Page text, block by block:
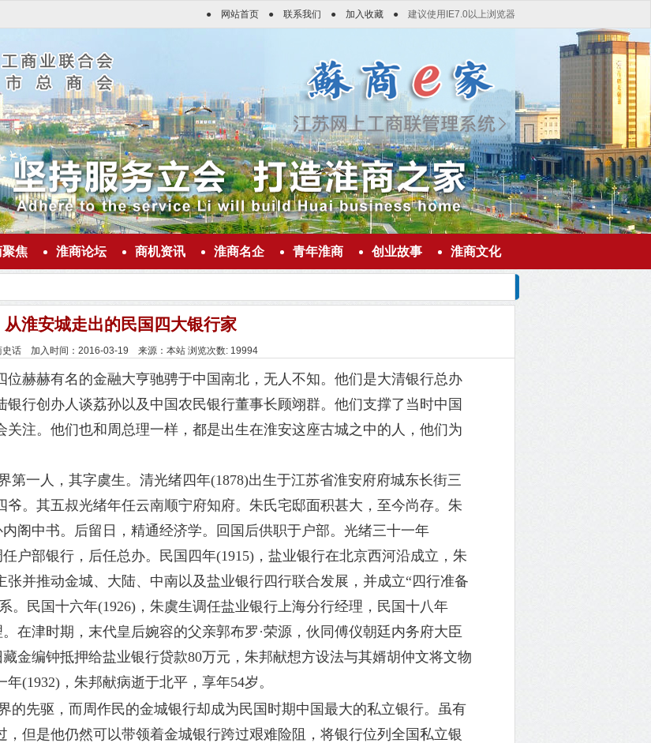
● 网站首页 ● 联系我们 ● 加入收藏 ● 建议使用IE7.0以上浏览器
焦 淮商论坛 商机资讯 淮商名企 青年淮商 创业故事 淮商文化
从淮安城走出的民国四大银行家
史话 加入时间：2016-03-19 来源：本站 浏览次数: 19994
位赫赫有名的金融大亨驰骋于中国南北，无人不知。他们是大清银行总办
行创办人谈荔孙以及中国农民银行董事长顾翊群。他们支撑了当时中国
注。他们也和周总理一样，都是出生在淮安这座古城之中的人，他们为
第一人，其字虞生。清光绪四年(1878)出生于江苏省淮安府府城东长街三
。其五叔光绪年任云南顺宁府知府。朱氏宅邸面积甚大，至今尚存。朱
阁中书。后留日，精通经济学。回国后供职于户部。光绪三十一年
户部银行，后任总办。民国四年(1915)，盐业银行在北京西河沿成立，朱
并推动金城、大陆、中南以及盐业银行四行联合发展，并成立“四行准备
。民国十六年(1926)，朱虞生调任盐业银行上海分行经理，民国十八年
在津时期，末代皇后婉容的父亲郭布罗·荣源，伙同傅仪朝廷内务府大臣
金编钟抵押给盐业银行贷款80万元，朱邦献想方设法与其婿胡仲文将文物
(1932)，朱邦献病逝于北平，享年54岁。
先驱，而周作民的金城银行却成为民国时期中国最大的私立银行。虽有
，但是他仍然可以带领着金城银行跨过艰难险阻，将银行位列全国私立银